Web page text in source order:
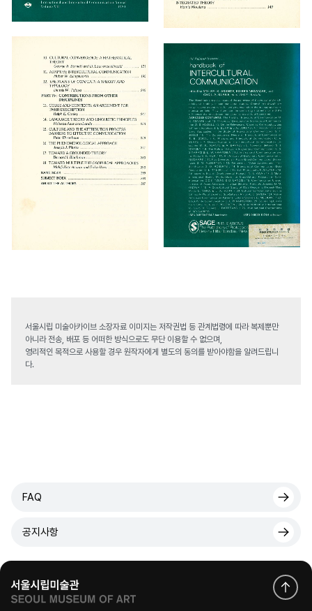
서울시립 미술아카이브 소장자료 이미지는 저작권법 등 관계법령에 따라 복제뿐만
아니라 전송, 배포 등 어떠한 방식으로도 무단 이용할 수 없으며,
영리적인 목적으로 사용할 경우 원작자에게 별도의 동의를 받아야함을 알려드립니
다.
FAQ
공지사항